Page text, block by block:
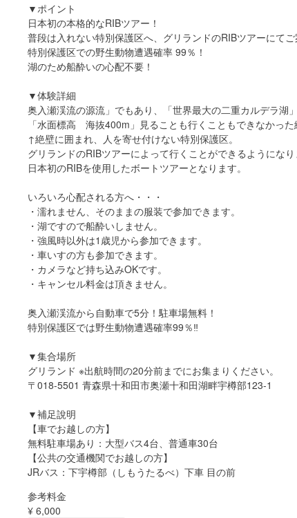
▼ポイント
日本初の本格的なRIBツアー！
普段は入れない特別保護区へ、グリランドのRIBツアーにてご
特別保護区での野生動物遭遇確率 99％！
湖のため船酔いの心配不要！
▼体験詳細
奥入瀬渓流の源流」でもあり、「世界最大の二重カルデラ湖」
「水面標高 海抜400m」見ることも行くこともできなかった
↑絶壁に囲まれ、人を寄せ付けない特別保護区。
グリランドのRIBツアーによって行くことができるようになり
日本初のRIBを使用したボートツアーとなります。
いろいろ心配される方へ・・・
・濡れません、そのままの服装で参加できます。
・湖ですので船酔いしません。
・強風時以外は1歳児から参加できます。
・車いすの方も参加できます。
・カメラなど持ち込みOKです。
・キャンセル料金は頂きません。
奥入瀬渓流から自動車で5分！駐車場無料！
特別保護区では野生動物遭遇確率99％‼
▼集合場所
グリランド ※出航時間の20分前までにお集まりください。
〒018-5501 青森県十和田市奥瀬十和田湖畔宇樽部123-1
▼補足說明
【車でお越しの方】
無料駐車場あり：大型バス4台、普通車30台
【公共の交通機関でお越しの方】
JRバス：下宇樽部（しもうたるべ）下車 目の前
参考料金
¥ 6,000